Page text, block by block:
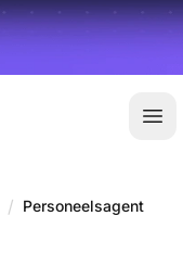
/ Personeelsagent